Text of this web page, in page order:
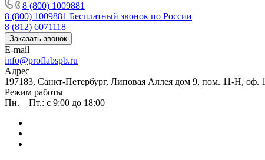
8 (800) 1009881
8 (800) 1009881 Бесплатный звонок по России
8 (812) 6071118
Заказать звонок
E-mail
info@proflabspb.ru
Адрес
197183, Санкт-Петербург, Липовая Аллея дом 9, пом. 11-Н, оф. 1
Режим работы
Пн. – Пт.: с 9:00 до 18:00